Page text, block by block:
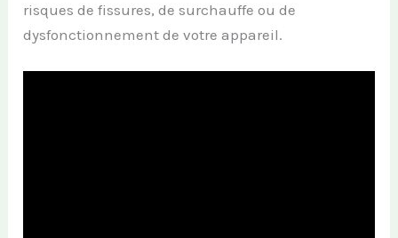
risques de fissures, de surchauffe ou de
dysfonctionnement de votre appareil.